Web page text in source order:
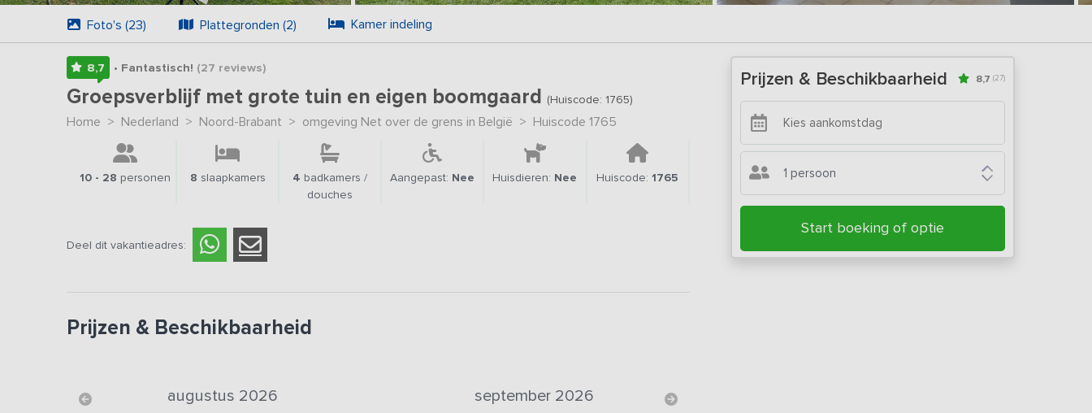
Foto's (23) Plattegronden (2) Kamer indeling
8,7 • Fantastisch! (27 reviews)
Groepsverblijf met grote tuin en eigen boomgaard (Huiscode: 1765)
Home > Nederland > Noord-Brabant > omgeving Net over de grens in België > Huiscode 1765
10 - 28 personen 8 slaapkamers 4 badkamers /
douches
Aangepast: Nee Huisdieren: Nee Huiscode:1765
Deel dit vakantieadres:
Prijzen & Beschikbaarheid
augustus 2026 september 2026
Prijzen & Beschikbaarheid 8,7 (27)
1 persoon
Start boeking of optie